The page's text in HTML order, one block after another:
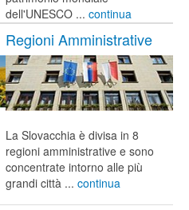
dell'UNESCO ... continua
Regioni Amministrative
La Slovacchia è divisa in 8
regioni amministrative e sono
concentrate intorno alle più
grandi città ... continua